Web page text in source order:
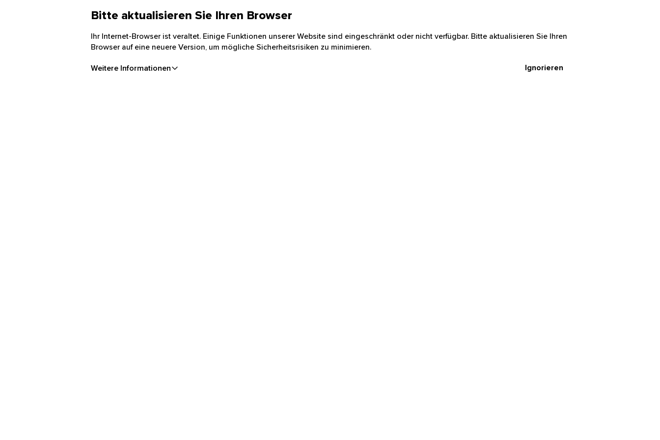
Bitte aktualisieren Sie Ihren Browser
Ihr Internet-Browser ist veraltet. Einige Funktionen unserer Website sind eingeschränkt oder nicht verfügbar. Bitte aktualisieren Sie Ihren
Browser auf eine neuere Version, um mögliche Sicherheitsrisiken zu minimieren.
Weitere Informationen Ignorieren